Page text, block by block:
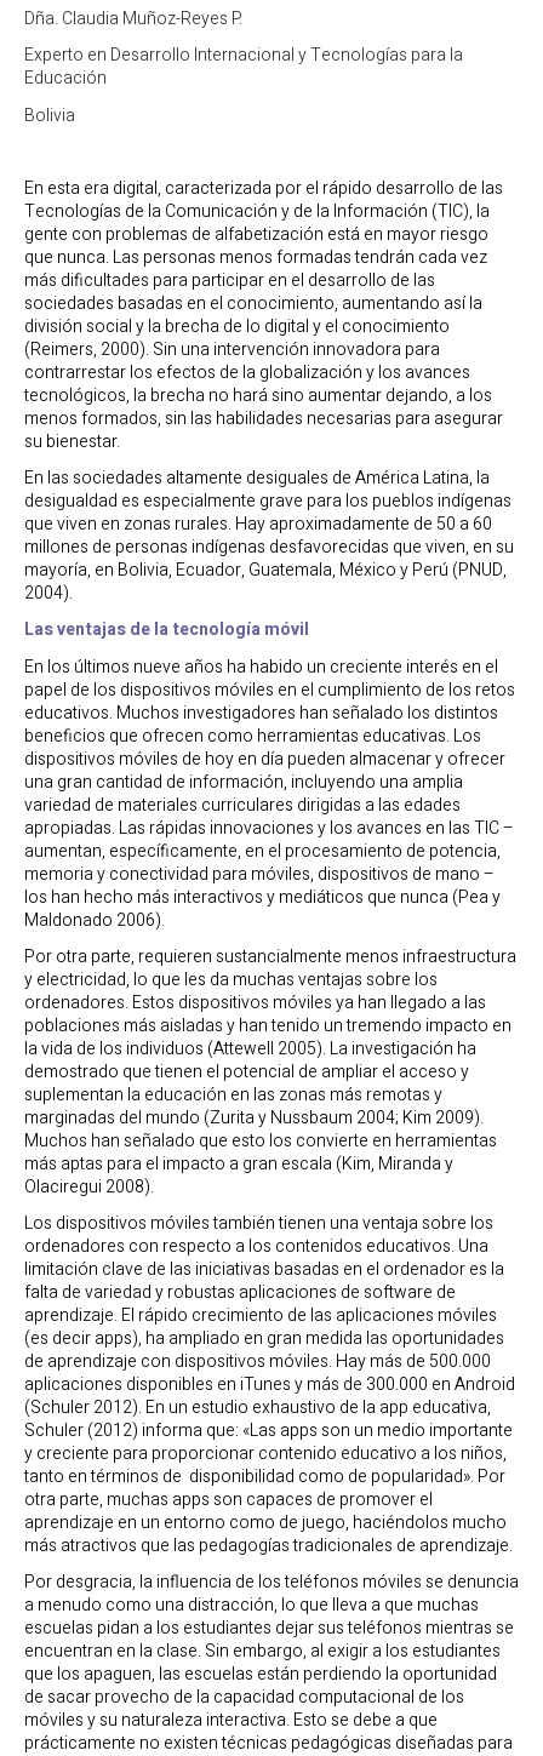
Dña. Claudia Muñoz-Reyes P.
Experto en Desarrollo Internacional y Tecnologías para la
Educación
Bolivia
En esta era digital, caracterizada por el rápido desarrollo de las
Tecnologías de la Comunicación y de la Información (TIC), la
gente con problemas de alfabetización está en mayor riesgo
que nunca. Las personas menos formadas tendrán cada vez
más dificultades para participar en el desarrollo de las
sociedades basadas en el conocimiento, aumentando así la
división social y la brecha de lo digital y el conocimiento
(Reimers, 2000). Sin una intervención innovadora para
contrarrestar los efectos de la globalización y los avances
tecnológicos, la brecha no hará sino aumentar dejando, a los
menos formados, sin las habilidades necesarias para asegurar
su bienestar.
En las sociedades altamente desiguales de América Latina, la
desigualdad es especialmente grave para los pueblos indígenas
que viven en zonas rurales. Hay aproximadamente de 50 a 60
millones de personas indígenas desfavorecidas que viven, en su
mayoría, en Bolivia, Ecuador, Guatemala, México y Perú (PNUD,
2004).
Las ventajas de la tecnología móvil
En los últimos nueve años ha habido un creciente interés en el
papel de los dispositivos móviles en el cumplimiento de los retos
educativos. Muchos investigadores han señalado los distintos
beneficios que ofrecen como herramientas educativas. Los
dispositivos móviles de hoy en día pueden almacenar y ofrecer
una gran cantidad de información, incluyendo una amplia
variedad de materiales curriculares dirigidas a las edades
apropiadas. Las rápidas innovaciones y los avances en las TIC –
aumentan, específicamente, en el procesamiento de potencia,
memoria y conectividad para móviles, dispositivos de mano –
los han hecho más interactivos y mediáticos que nunca (Pea y
Maldonado 2006).
Por otra parte, requieren sustancialmente menos infraestructura
y electricidad, lo que les da muchas ventajas sobre los
ordenadores. Estos dispositivos móviles ya han llegado a las
poblaciones más aisladas y han tenido un tremendo impacto en
la vida de los individuos (Attewell 2005). La investigación ha
demostrado que tienen el potencial de ampliar el acceso y
suplementan la educación en las zonas más remotas y
marginadas del mundo (Zurita y Nussbaum 2004; Kim 2009).
Muchos han señalado que esto los convierte en herramientas
más aptas para el impacto a gran escala (Kim, Miranda y
Olaciregui 2008).
Los dispositivos móviles también tienen una ventaja sobre los
ordenadores con respecto a los contenidos educativos. Una
limitación clave de las iniciativas basadas en el ordenador es la
falta de variedad y robustas aplicaciones de software de
aprendizaje. El rápido crecimiento de las aplicaciones móviles
(es decir apps), ha ampliado en gran medida las oportunidades
de aprendizaje con dispositivos móviles. Hay más de 500.000
aplicaciones disponibles en iTunes y más de 300.000 en Android
(Schuler 2012). En un estudio exhaustivo de la app educativa,
Schuler (2012) informa que: «Las apps son un medio importante
y creciente para proporcionar contenido educativo a los niños,
tanto en términos de disponibilidad como de popularidad». Por
otra parte, muchas apps son capaces de promover el
aprendizaje en un entorno como de juego, haciéndolos mucho
más atractivos que las pedagogías tradicionales de aprendizaje.
Por desgracia, la influencia de los teléfonos móviles se denuncia
a menudo como una distracción, lo que lleva a que muchas
escuelas pidan a los estudiantes dejar sus teléfonos mientras se
encuentran en la clase. Sin embargo, al exigir a los estudiantes
que los apaguen, las escuelas están perdiendo la oportunidad
de sacar provecho de la capacidad computacional de los
móviles y su naturaleza interactiva. Esto se debe a que
prácticamente no existen técnicas pedagógicas diseñadas para